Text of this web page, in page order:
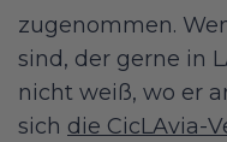
zugenommen.
sind, der gerne in
nicht weiß, wo er
sich die CicLAvia-